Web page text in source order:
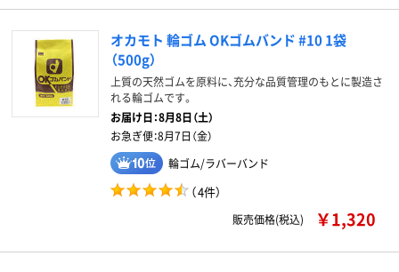
オカモト 輪ゴム OKゴムバンド #10 1袋
（500g）
上質の天然ゴムを原料に、充分な品質管理のもとに製造さ
れる輪ゴムです。
お届け日：8月8日（土）
お急ぎ便：8月7日（金）
輪ゴム/ラバーバンド
（4件）
販売価格(税込) ￥1,320